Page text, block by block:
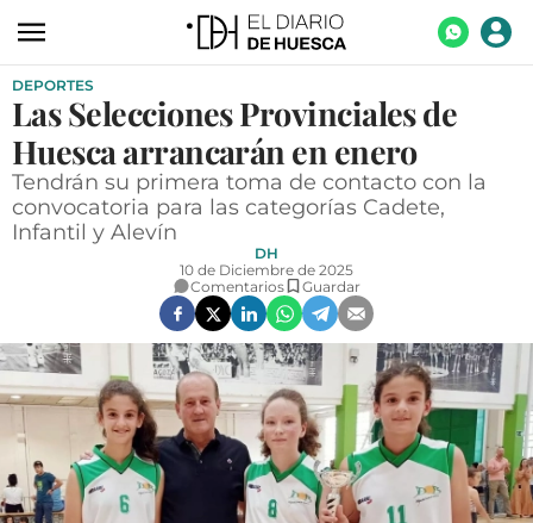
ACTUALIDAD
ECONOMÍA
TECNOLOGÍA
TURISMO
CULTURA
SOCIEDAD
OPINIÓN
GALERÍAS
DEPORTES
Las Selecciones Provinciales de
Huesca arrancarán en enero
Tendrán su primera toma de contacto con la
convocatoria para las categorías Cadete,
Infantil y Alevín
DH
10 de Diciembre de 2025
Comentarios
Guardar